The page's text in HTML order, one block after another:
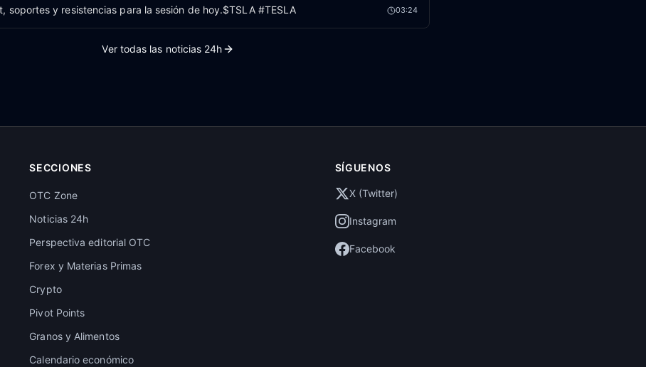
soportes y resistencias para la sesión de hoy.$TSLA #TESLA 03:24
Ver todas las noticias 24h
SECCIONES
OTC Zone
Noticias 24h
Perspectiva editorial OTC
Forex y Materias Primas
Crypto
Pivot Points
Granos y Alimentos
Calendario económico
SÍGUENOS
X (Twitter)
Instagram
Facebook